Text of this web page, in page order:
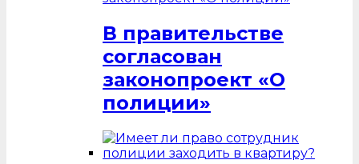
В правительстве
согласован
законопроект «О
полиции»